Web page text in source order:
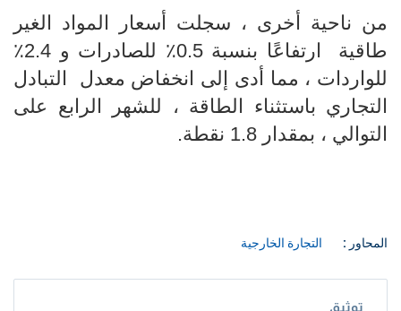
من ناحية أخرى ، سجلت أسعار المواد الغير
طاقية ارتفاعًا بنسبة 0.5٪ للصادرات و 2.4٪
للواردات ، مما أدى إلى انخفاض معدل التبادل
التجاري باستثناء الطاقة ، للشهر الرابع على
التوالي ، بمقدار 1.8 نقطة.
المحاور : التجارة الخارجية
توثيق